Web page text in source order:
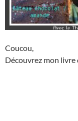
Coucou,
Découvrez mon